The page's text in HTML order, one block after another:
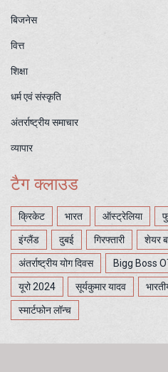
बिजनेस
वित्त
शिक्षा
धर्म एवं संस्कृति
अंतर्राष्ट्रीय समाचार
व्यापार
टैग क्लाउड
क्रिकेट भारत ऑस्ट्रेलिया
इंग्लैंड दुबई गिरफ्तारी शेयर
अंतर्राष्ट्रीय योग दिवस Bigg Boss
यूरो 2024 सूर्यकुमार यादव
स्मार्टफोन लॉन्च